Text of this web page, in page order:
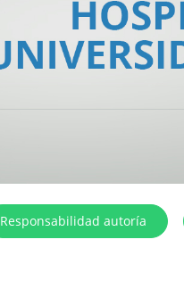
Responsabilidad autoría